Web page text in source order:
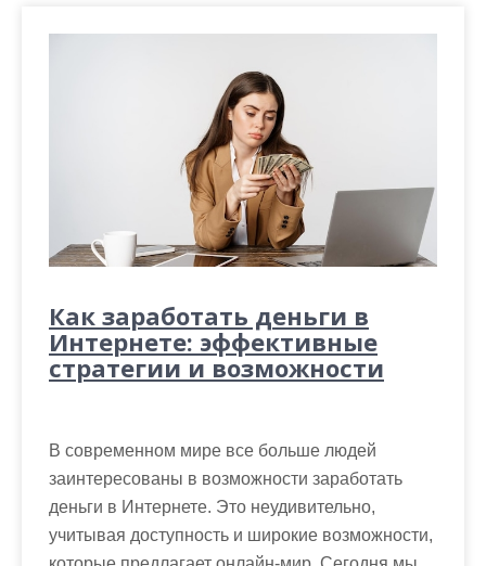
Как заработать деньги в
Интернете: эффективные
стратегии и возможности
В современном мире все больше людей
заинтересованы в возможности заработать
деньги в Интернете. Это неудивительно,
учитывая доступность и широкие возможности,